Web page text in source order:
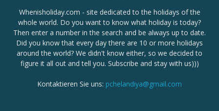
Whenisholiday.com - site dedicated to the holidays of the
whole world. Do you want to know what holiday is today?
Then enter a number in the search and be always up to date.
Did you know that every day there are 10 or more holidays
around the world? We didn't know either, so we decided to
figure it all out and tell you. Subscribe and stay with us)))
Kontaktieren Sie uns: pchelandiya@gmail.com